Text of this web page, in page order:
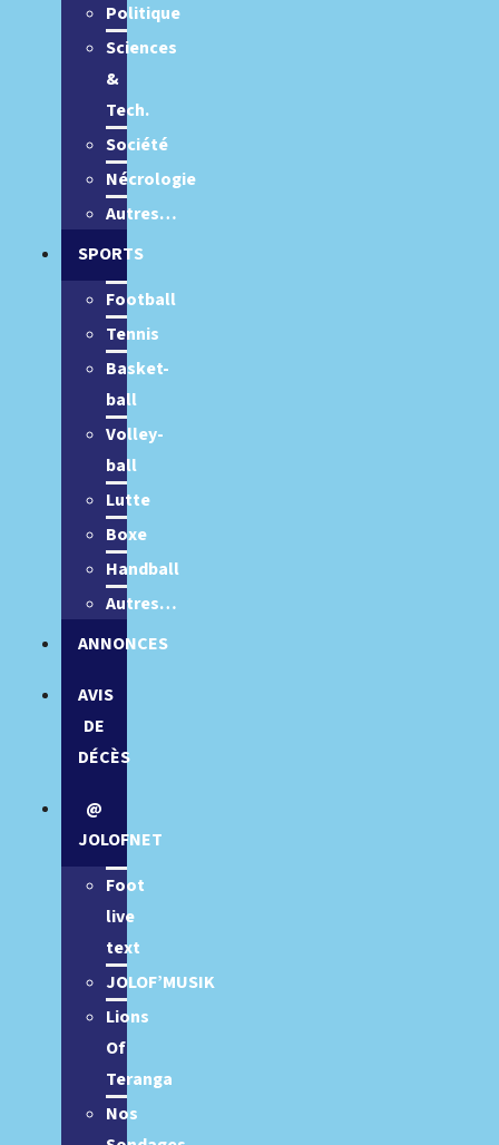
Politique
Sciences
&
Tech.
Société
Nécrologie
Autres…
SPORTS
Football
Tennis
Basket-
ball
Volley-
ball
Lutte
Boxe
Handball
Autres…
ANNONCES
AVIS
DE
DÉCÈS
@
JOLOFNET
Foot
live
text
JOLOF’MUSIK
Lions
Of
Teranga
Nos